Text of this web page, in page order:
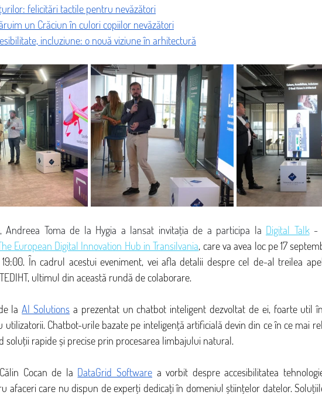
felicitări tactile pentru nevăzători
un Crăciun în culori copiilor nevăzători
incluziune: o nouă viziune în arhitectură
Andreea Toma de la Hygia a lansat invitația de a participa la Digital Talk -
European Digital Innovation Hub in Transilvania, care va avea loc pe 17
19:00. În cadrul acestui eveniment, vei afla detalii despre cel de-al treilea
ultimul din această rundă de colaborare.
la AI Solutions a prezentat un chatbot inteligent dezvoltat de ei, foarte util
utilizatorii. Chatbot-urile bazate pe inteligență artificială devin din ce în ce mai
soluții rapide și precise prin procesarea limbajului natural.
Cocan de la DataGrid Software a vorbit despre accesibilitatea
afaceri care nu dispun de experți dedicați în domeniul științelor datelor.